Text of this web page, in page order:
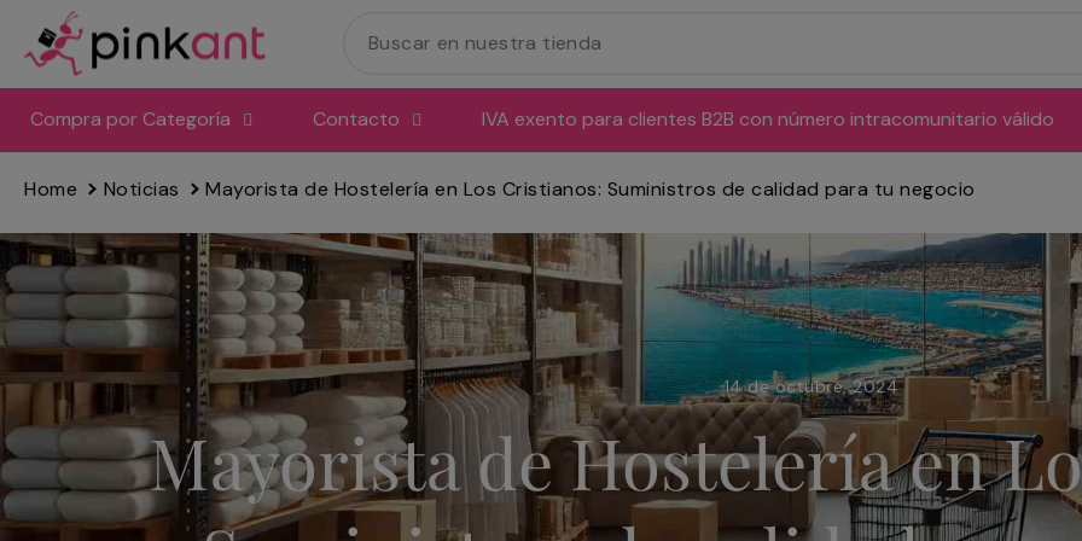
directamente
al
contenido
Compra por Categoría Contacto IVA exento para clientes B2B con número intracomunitario válido
Home Noticias Mayorista de Hostelería en Los Cristianos: Suministros de calidad para tu negocio
14 de octubre, 2024
Mayorista de Hostelería en